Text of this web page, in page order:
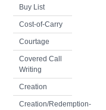
Buy List
Cost-of-Carry
Courtage
Covered Call
Writing
Creation
Creation/Redemption-